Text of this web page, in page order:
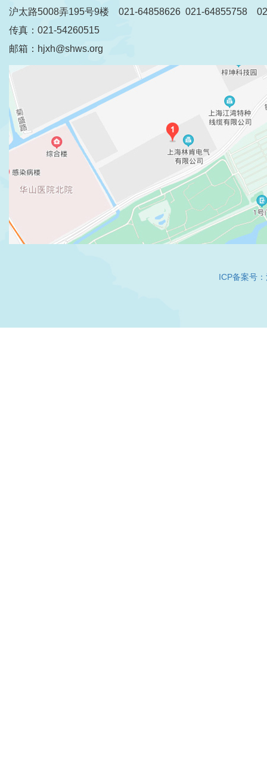
沪太路5008弄195号9楼 021-64858626 021-64855758
传真：021-54260515
邮箱：hjxh@shws.org
ICP备案号